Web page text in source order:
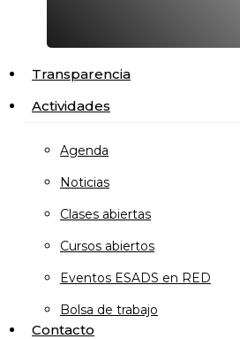
Transparencia
Actividades
Agenda
Noticias
Clases abiertas
Cursos abiertos
Eventos ESADS en RED
Bolsa de trabajo
Contacto